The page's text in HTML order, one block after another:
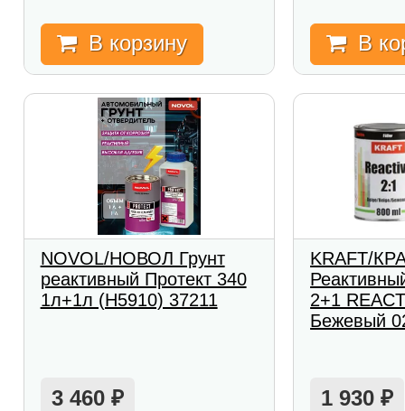
В корзину В
NOVOL/НОВОЛ Грунт
реактивный Протект 340
1л+1л (Н5910) 37211
3 460 ₽
KRAFT/
2+1
Бежевый
1 930₽